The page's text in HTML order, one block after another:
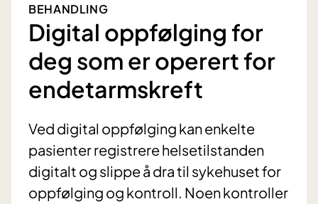
BEHANDLING
Digital oppfølging for
deg som er operert for
endetarmskreft
Ved digital oppfølging kan enkelte
pasienter registrere helsetilstanden
digitalt og slippe å dra til sykehuset for
oppfølging og kontroll. Noen kontroller